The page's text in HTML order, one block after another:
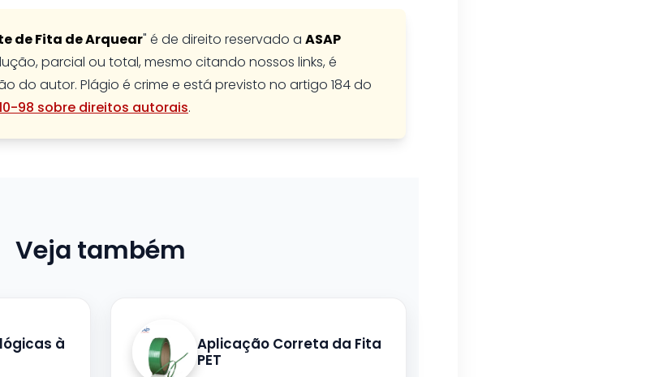
de Fita de Arquear" é de direito reservado a ASAP
parcial ou total, mesmo citando nossos links, é
do autor. Plágio é crime e está previsto no artigo 184 do
98 sobre direitos autorais.
Veja também
à
Aplicação Correta da Fita
PET